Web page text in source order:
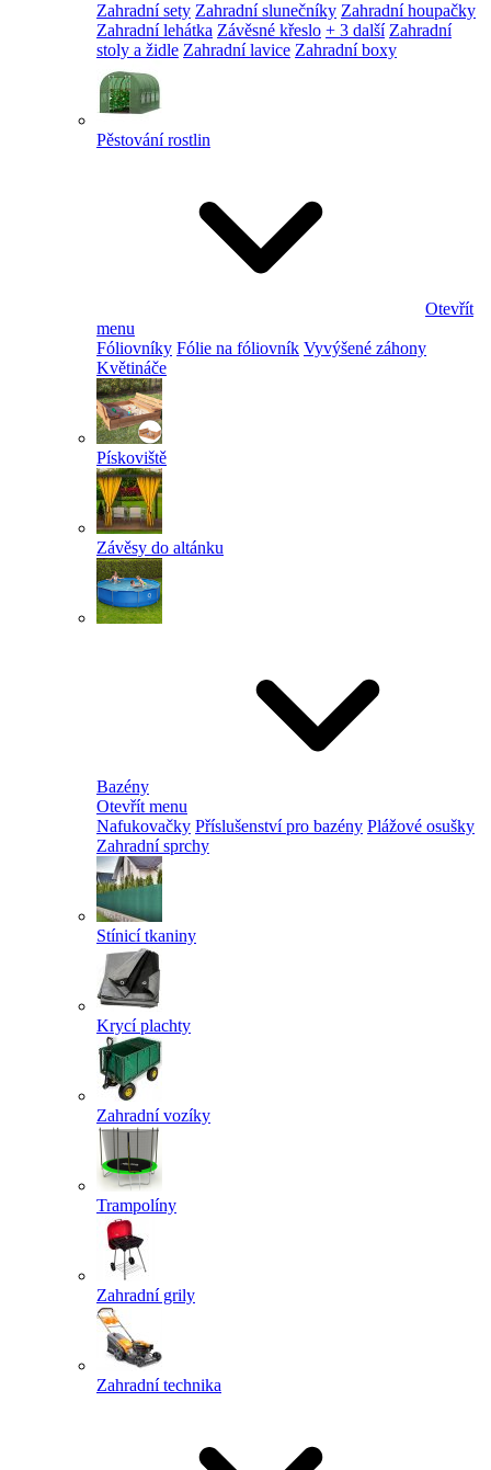
Zahradní sety Zahradní slunečníky Zahradní houpačky
Zahradní lehátka Závěsné křeslo + 3 další Zahradní
stoly a židle Zahradní lavice Zahradní boxy
Pěstování rostlin
Otevřít
menu
Fóliovníky Fólie na fóliovník Vyvýšené záhony
Květináče
Pískoviště
Závěsy do altánku
Bazény
Otevřít menu
Nafukovačky Příslušenství pro bazény Plážové osušky
Zahradní sprchy
Stínicí tkaniny
Krycí plachty
Zahradní vozíky
Trampolíny
Zahradní grily
Zahradní technika